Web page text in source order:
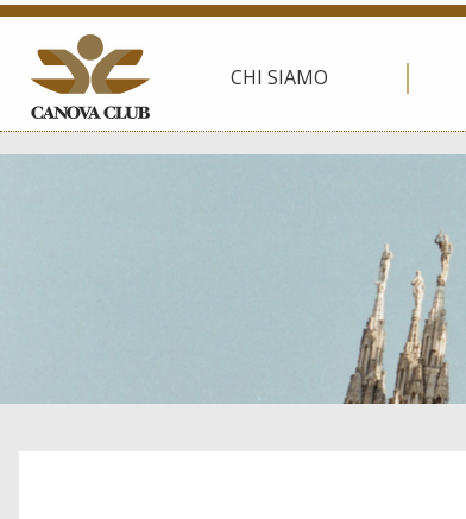
CHI SIAMO